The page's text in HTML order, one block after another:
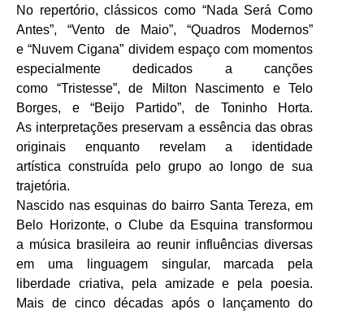
No repertório, clássicos como “Nada Será Como
Antes”, “Vento de Maio”, “Quadros Modernos”
e “Nuvem Cigana” dividem espaço com momentos
especialmente dedicados a canções
como “Tristesse”, de Milton Nascimento e Telo
Borges, e “Beijo Partido”, de Toninho Horta.
As interpretações preservam a essência das obras
originais enquanto revelam a identidade
artística construída pelo grupo ao longo de sua
trajetória.
Nascido nas esquinas do bairro Santa Tereza, em
Belo Horizonte, o Clube da Esquina transformou
a música brasileira ao reunir influências diversas
em uma linguagem singular, marcada pela
liberdade criativa, pela amizade e pela poesia.
Mais de cinco décadas após o lançamento do